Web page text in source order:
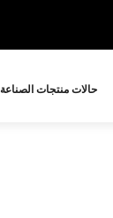
حالات منتجات الصناعة